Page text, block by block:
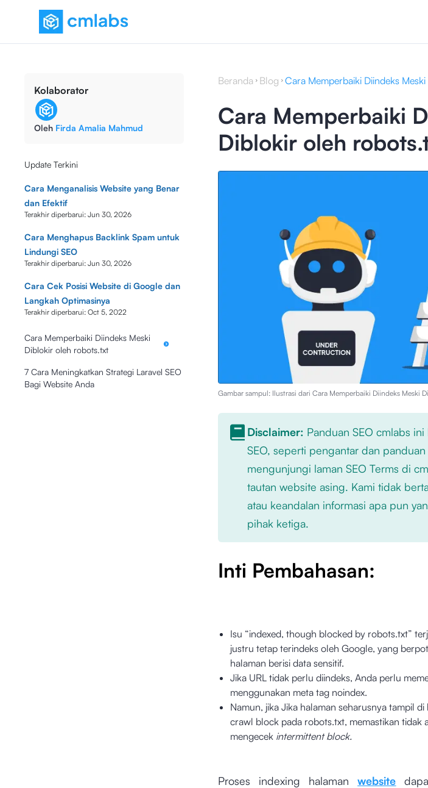
Kolaborator
Oleh Firda Amalia Mahmud
Update Terkini
Cara Menganalisis Website yang Benar
dan Efektif
Terakhir diperbarui: Jun 30, 2026
Cara Menghapus Backlink Spam untuk
Lindungi SEO
Terakhir diperbarui: Jun 30, 2026
Cara Cek Posisi Website di Google dan
Langkah Optimasinya
Terakhir diperbarui: Oct 5, 2022
Cara Memperbaiki Diindeks Meski
Diblokir oleh robots.txt
7 Cara Meningkatkan Strategi Laravel SEO
Bagi Website Anda
Beranda Blog Cara Memperbaiki Diindeks
Cara Memperbaiki
Diblokir oleh
Gambar sampul: Ilustrasi dari Cara Memperbaiki Diindeks Meski
Disclaimer: Panduan SEO cmlabs
SEO, seperti pengantar dan
mengunjungi laman SEO Terms di
tautan website asing. Kami tidak
atau keandalan informasi apa pun
pihak ketiga.
Inti Pembahasan:
Isu “indexed, though blocked by robots.txt”
justru tetap terindeks oleh Google, yang
halaman berisi data sensitif.
Jika URL tidak perlu diindeks, Anda perlu
menggunakan meta tag noindex.
Namun, jika Jika halaman seharusnya tampil
crawl block pada robots.txt, memastikan tidak
mengecek intermittent block.
Proses indexing halamanwebsite